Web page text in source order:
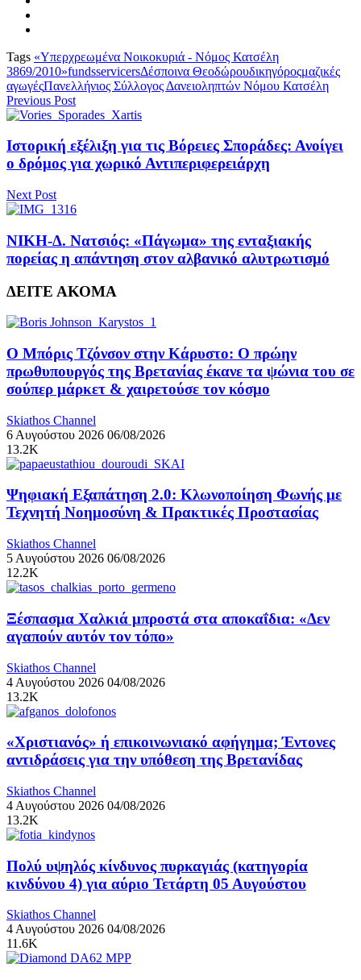
Tags «Υπερχρεωμένα Νοικοκυριά - Νόμος Κατσέλη
3869/2010»fundsservicersΔέσποινα Θεοδώρουδικηγόροςμαζικές
αγωγέςΠανελλήνιος Σύλλογος Δανειοληπτών Νόμου Κατσέλη
Previous Post
Ιστορική εξέλιξη για τις Βόρειες Σποράδες: Ανοίγει
ο δρόμος για χωρικό Αντιπεριφερειάρχη
Next Post
ΝΙΚΗ-Δ. Νατσιός: «Πάγωμα» της ενταξιακής
πορείας η απάντηση στον αλβανικό αλυτρωτισμό
ΔΕΙΤΕ ΑΚΟΜΑ
Ο Μπόρις Τζόνσον στην Κάρυστο: Ο πρώην
πρωθυπουργός της Βρετανίας έκανε τα ψώνια του σε
σούπερ μάρκετ & χαιρετούσε τον κόσμο
Skiathos Channel
6 Αυγούστου 2026 06/08/2026
13.2K
Ψηφιακή Εξαπάτηση 2.0: Κλωνοποίηση Φωνής με
Τεχνητή Νοημοσύνη & Πρακτικές Προστασίας
Skiathos Channel
5 Αυγούστου 2026 06/08/2026
12.2K
Ξέσπασμα Χαλκιά μπροστά στα αποκαΐδια: «Δεν
αγαπούν αυτόν τον τόπο»
Skiathos Channel
4 Αυγούστου 2026 04/08/2026
13.2K
«Χριστιανός» ή επικοινωνιακό αφήγημα; Έντονες
αντιδράσεις για την υπόθεση της Βρετανίδας
Skiathos Channel
4 Αυγούστου 2026 04/08/2026
13.2K
Πολύ υψηλός κίνδυνος πυρκαγιάς (κατηγορία
κινδύνου 4) για αύριο Τετάρτη 05 Αυγούστου
Skiathos Channel
4 Αυγούστου 2026 04/08/2026
11.6K